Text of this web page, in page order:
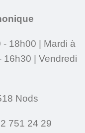
18h00 | Mardi à
16h30 | Vendredi
Nods
751 24 29